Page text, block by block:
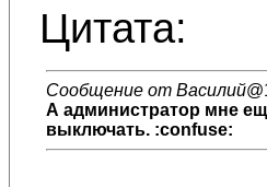
Цитата:
Сообщение от Василий
А администратор мне
выключать. :confuse: